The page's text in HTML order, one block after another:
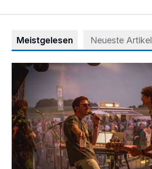
Meistgelesen Neueste Artikel
Mehr als nur ein Festival